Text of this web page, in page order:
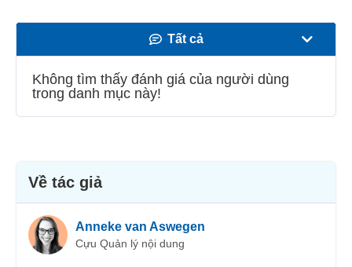
Tất cả
Tốc độ
Không tìm thấy đánh giá của người dùng
trong danh mục này!
Về tác giả
Anneke van Aswegen
Cựu Quản lý nội dung